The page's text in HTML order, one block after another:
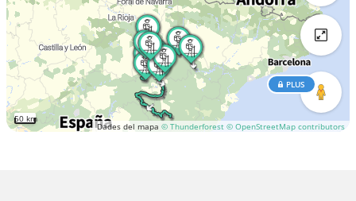
Dades del mapa © Thunderforest © OpenStreetMap contributors
PLUS
50 km